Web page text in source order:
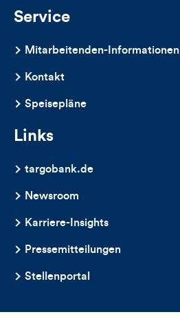
Service
Mitarbeitenden-Informationen
Kontakt
Speisepläne
Links
targobank.de
Newsroom
Karriere-Insights
Pressemitteilungen
Stellenportal